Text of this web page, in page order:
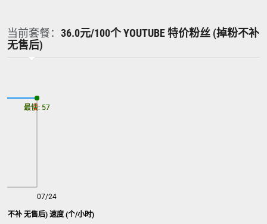
当前套餐： 36.0元/100个 YOUTUBE 特价粉丝 (掉粉不补
无售后)
youtube 特价粉丝 (掉粉不补 无售后) 速度 (个/小时)
07/24
最慢: 57
最快: 57